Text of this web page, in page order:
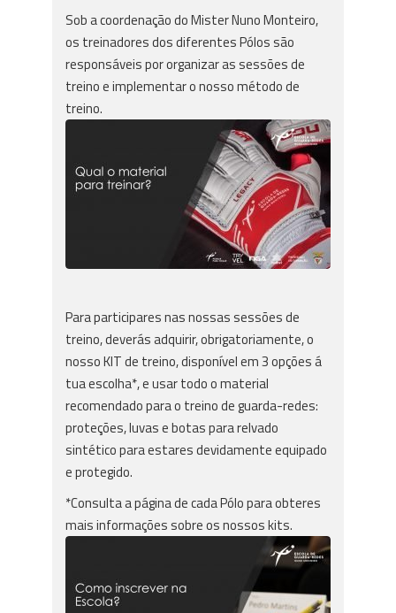
Sob a coordenação do Mister Nuno Monteiro,
os treinadores dos diferentes Pólos são
responsáveis por organizar as sessões de
treino e implementar o nosso método de
treino.
Para participares nas nossas sessões de
treino, deverás adquirir, obrigatoriamente, o
nosso KIT de treino, disponível em 3 opções á
tua escolha*, e usar todo o material
recomendado para o treino de guarda-redes:
proteções, luvas e botas para relvado
sintético para estares devidamente equipado
e protegido.
*Consulta a página de cada Pólo para obteres
mais informações sobre os nossos kits.